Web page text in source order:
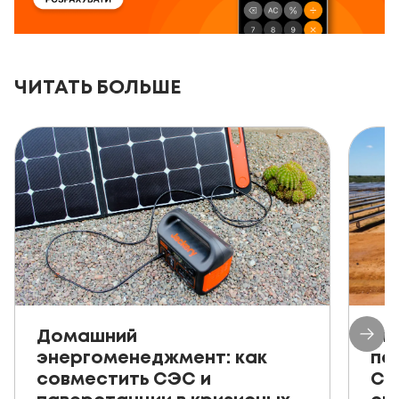
ЧИТАТЬ БОЛЬШЕ
Домашний
энергоменеджмент: как
совместить СЭС и